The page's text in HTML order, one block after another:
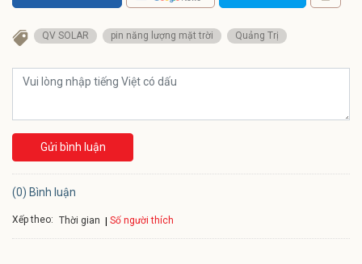
QV SOLAR pin năng lượng mặt trời Quảng Trị
Gửi bình luận
(0) Bình luận
Xếp theo: Thời gian Số người thích